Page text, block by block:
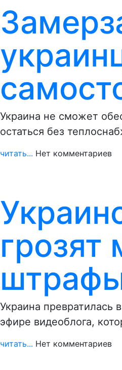
Украина не сможет
остаться без
читать... Нет комментариев
Украина превратилась
эфире видеоблога,
читать... Нет комментариев